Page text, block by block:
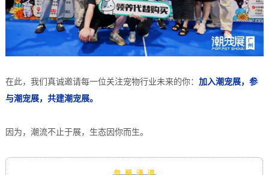
在此，我们真诚邀请每一位关注宠物行业未来的你： 加入潮宠展，参
与潮宠展，共建潮宠展。
因为，潮流不止于展，生态因你而生。